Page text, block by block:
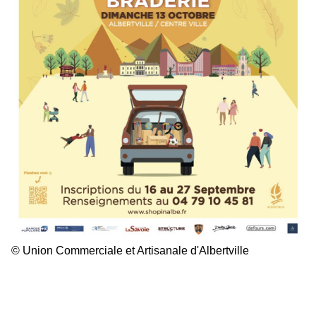
© Union Commerciale et Artisanale d'Albertville